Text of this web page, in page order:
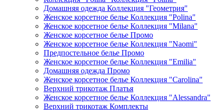
Домашняя одежда Коллекция "Геометрия"
Женское корсетное белье Коллекция "Polina"
Женское корсетное белье Коллекция "Milana"
Женское корсетное белье Промо
Женское корсетное белье Коллекция "Naomi"
Предпостельное белье Промо
Женское корсетное белье Коллекция "Emilia"
Домашняя одежда Промо
Женское корсетное белье Коллекция "Carolina"
Верхний трикотаж Платья
Женское корсетное белье Коллекция "Alessandra"
Верхний трикотаж Комплекты